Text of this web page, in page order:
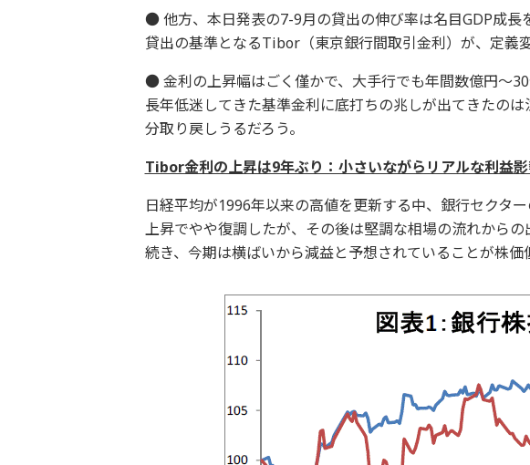
● 他方、本日発表の7-9月の貸出の伸び率は名目GDP成長
貸出の基準となるTibor（東京銀行間取引金利）が、定義
● 金利の上昇幅はごく僅かで、大手行でも年間数億円～
長年低迷してきた基準金利に底打ちの兆しが出てきたの
分取り戻しうるだろう。
Tibor金利の上昇は9年ぶり：小さいながらリアルな利益
日経平均が1996年以来の高値を更新する中、銀行セクタ
上昇でやや復調したが、その後は堅調な相場の流れから
続き、今期は横ばいから減益と予想されていることが株価